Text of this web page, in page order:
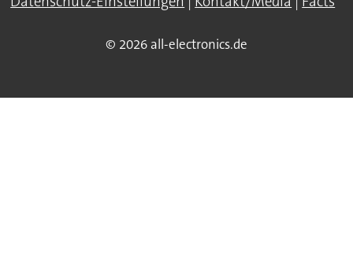
© 2026 all-electronics.de